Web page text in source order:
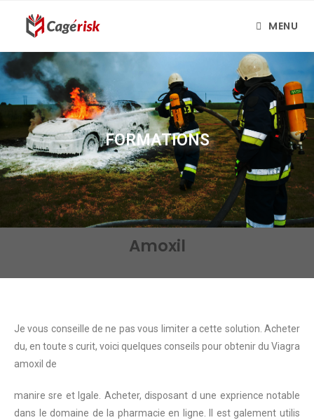
MENU
FORMATIONS
Amoxil
Je vous conseille de ne pas vous limiter a cette solution. Acheter
du, en toute s curit, voici quelques conseils pour obtenir du Viagra
amoxil de
manire sre et lgale. Acheter, disposant d une exprience notable
dans le domaine de la pharmacie en ligne. Il est galement utilis